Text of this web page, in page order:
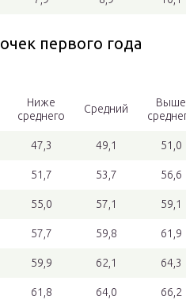
первого года
Ниже
среднего
Средний
Выше
47,3 49,1 51,0
51,7 53,7 56,6
55,0 57,1 59,1
57,7 59,8 61,9
59,9 62,1 64,3
61,8 64,0 66,2